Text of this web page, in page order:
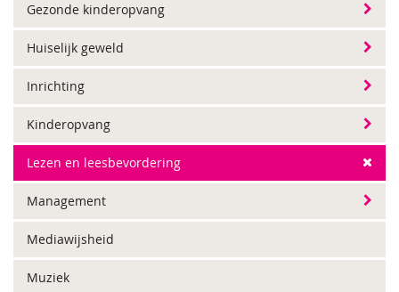
Gezonde kinderopvang
Huiselijk geweld
Inrichting
Kinderopvang
Lezen en leesbevordering
Management
Mediawijsheid
Muziek